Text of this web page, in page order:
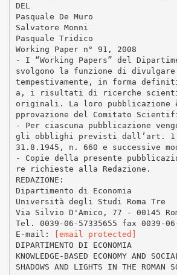
DEL
Pasquale De Muro
Salvatore Monni
Pasquale Tridico
Working Paper n° 91, 2008
- I “Working Papers” del
svolgono la funzione di divulgare
tempestivamente, in forma
a, i risultati di ricerche
originali. La loro pubblicazione
pprovazione del Comitato
- Per ciascuna pubblicazione
gli obblighi previsti dall’art. 1
31.8.1945, n. 660 e successive
- Copie della presente
re richieste alla Redazione.
REDAZIONE:
Dipartimento di Economia
Università degli Studi Roma Tre
Via Silvio D'Amico, 77 - 00145
Tel. 0039-06-57335655 fax 0039-06-
E-mail:
[email protected]